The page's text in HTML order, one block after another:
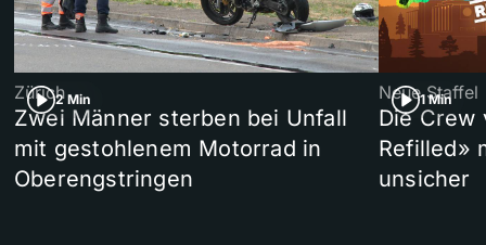
2 Min
Zürich
Zwei Männer sterben bei Unfall
mit gestohlenem Motorrad in
Oberengstringen
1 Min
Neue Staffel
Die Crew
Refilled»
unsicher